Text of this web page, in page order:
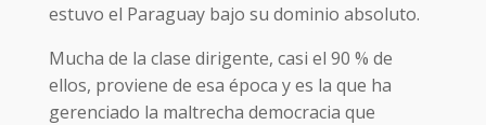
estuvo el Paraguay bajo su dominio absoluto.
Mucha de la clase dirigente, casi el 90 % de
ellos, proviene de esa época y es la que ha
gerenciado la maltrecha democracia que